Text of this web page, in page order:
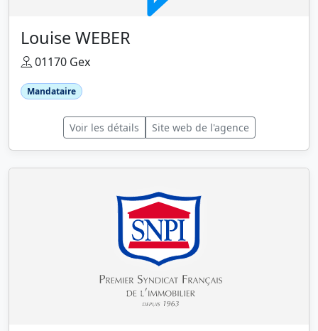
Louise WEBER
01170 Gex
Mandataire
Voir les détails Site web de l'agence